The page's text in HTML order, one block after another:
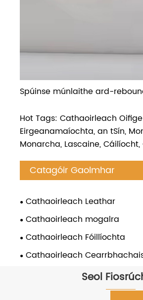
Spúinse múnlaithe ard-
Hot Tags: Cathaoirleach
Eirgeanamaíochta, an tSín,
Monarcha, Lascaine, Cáilíocht,
Catagóir Gaolmhar
Cathaoirleach Leathar
Cathaoirleach mogalra
Cathaoirleach Fóillíochta
Cathaoirleach
Seol